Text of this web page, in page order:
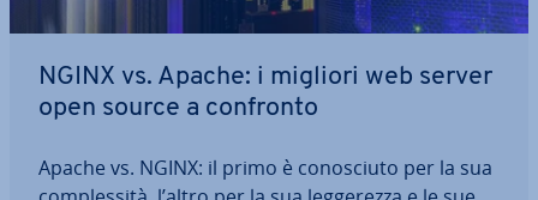
NGINX vs. Apache: i migliori web server
open source a confronto
Apache vs. NGINX: il primo è co­no­sciu­to per la sua